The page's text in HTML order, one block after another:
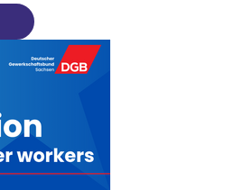
cross-border workers